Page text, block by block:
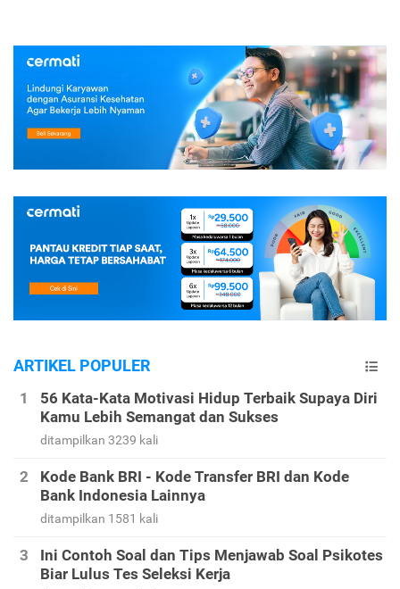
ARTIKEL POPULER
56 Kata-Kata Motivasi Hidup Terbaik Supaya Diri
Kamu Lebih Semangat dan Sukses
ditampilkan 3239 kali
Kode Bank BRI - Kode Transfer BRI dan Kode
Bank Indonesia Lainnya
ditampilkan 1581 kali
Ini Contoh Soal dan Tips Menjawab Soal Psikotes
Biar Lulus Tes Seleksi Kerja